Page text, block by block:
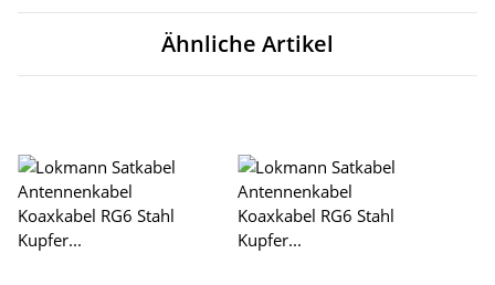
Ähnliche Artikel